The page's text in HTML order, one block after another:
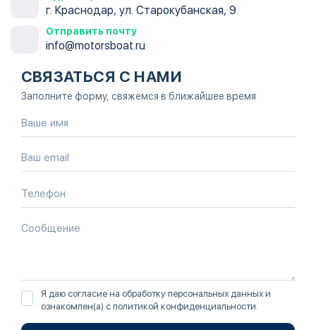
г. Краснодар, ул. Старокубанская, 9
Отправить почту
info@motorsboat.ru
СВЯЗАТЬСЯ С НАМИ
Заполните форму, свяжемся в ближайшее время
Я даю согласие на обработку персональных данных и
ознакомлен(а) с политикой конфиденциальности